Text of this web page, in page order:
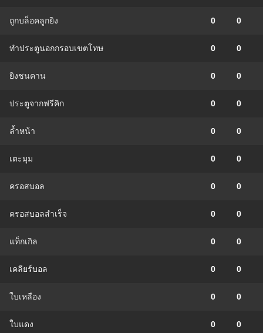
ถูกบล็อคลูกยิง 0 0
ทำประตูนอกกรอบเขตโทษ 0 0
ยิงชนคาน 0 0
ประตูจากฟรีคิก 0 0
ล้ำหน้า 0 0
เตะมุม 0 0
ครอสบอล 0 0
ครอสบอลสำเร็จ 0 0
แท็กเกิล 0 0
เคลียร์บอล 0 0
ใบเหลือง 0 0
ใบแดง 0 0